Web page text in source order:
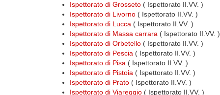
Ispettorato di Grosseto ( Ispettorato II.VV. )
Ispettorato di Livorno ( Ispettorato II.VV. )
Ispettorato di Lucca ( Ispettorato II.VV. )
Ispettorato di Massa carrara ( Ispettorato II.VV. )
Ispettorato di Orbetello ( Ispettorato II.VV. )
Ispettorato di Pescia ( Ispettorato II.VV. )
Ispettorato di Pisa ( Ispettorato II.VV. )
Ispettorato di Pistoia ( Ispettorato II.VV. )
Ispettorato di Prato ( Ispettorato II.VV. )
Ispettorato di Viareggio ( Ispettorato II.VV. )